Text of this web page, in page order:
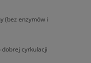
(bez enzymów i
dobrej cyrkulacji